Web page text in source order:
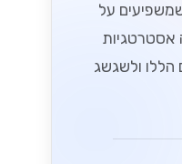
בשנת 2026 שמשפיעים על
אסטרטגיות
הללו ולשגשג